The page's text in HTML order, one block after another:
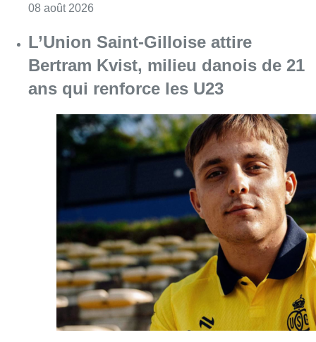
08 août 2026
L’Union Saint-Gilloise attire
Bertram Kvist, milieu danois de 21
ans qui renforce les U23